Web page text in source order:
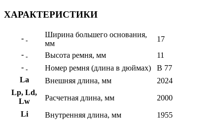
ХАРАКТЕРИСТИКИ
- -
Ширина большего основания,
мм
17
- - Высота ремня, мм
11
- - Номер ремня (длина в дюймах)
B 77
La
Внешняя длина, мм
2024
Lp, Ld,
Lw
Расчетная длина, мм
2000
Li
Внутренняя длина, мм
1955